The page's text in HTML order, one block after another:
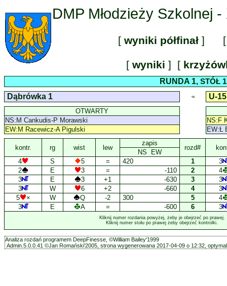
DMP Młodzieży Szkolnej
[wyniki półfinał ] [
[ wyniki ] [
RUNDA 1, STÓŁ 1
Dąbrówka 1 VS U-
OTWARTY
NS:M Cankudis-P Morawski
NS:F
EW:M Racewicz-A Pigulski
EW:Ł
kontr. rg wist lew
zapis
rozd#
NS EW
4
S 5 = 420 1
3
2
E 3 = -110 2
4
3
E 3 +1 -630 3
3
3
W 6 +2 -660 4
3
5
× W Q -2 300 5
4
3
E A = -600 6 3
Kliknij numer rozdania powyżej, żeby je obejrzeć po prawej.
Kliknij numer stołu po prawej żeby obejrzeć kontrolki.
Analiza rozdań programem DeepFinesse, ©William Bailey'1999
Admin.5.0.0.41 ©Jan Romański'2005, strona wygenerowana 2017-04-09 o 12:32,